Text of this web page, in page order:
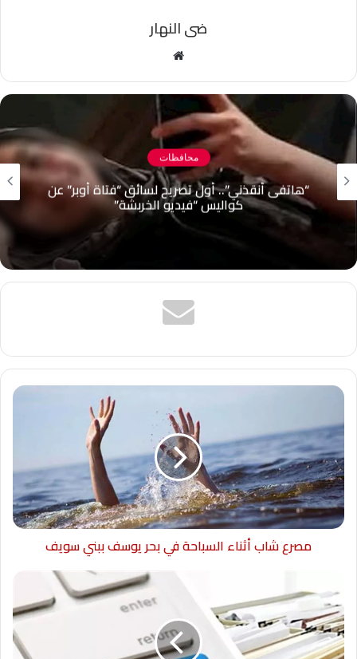
ضى النهار
محافظات
“هاتفى أنقذني”.. أول تصريح لسائق “فتاة أوبر” عن
كواليس “فيديو الخربشة”
مصرع شاب أثناء السباحة في بحر يوسف ببني سويف